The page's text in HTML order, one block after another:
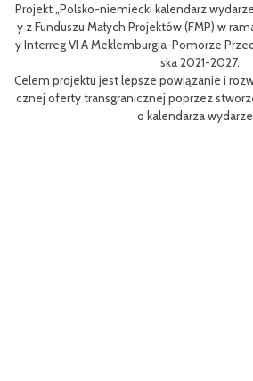
kalendarz wydarzeń” jest
Projektów (FMP) w ramach Programu
Pomorze Przednie /
lepsze powiązanie i rozwijanie kulturalnej i
poprzez stworzenie polsko-
o kalendarza wydarzeń.